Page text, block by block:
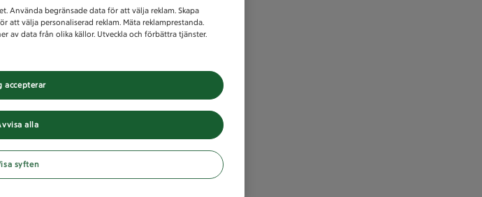
Använda begränsade data för att välja reklam. Skapa
att välja personaliserad reklam. Mäta reklamprestanda.
av data från olika källor. Utveckla och förbättra tjänster.
alla
accepterar
syften